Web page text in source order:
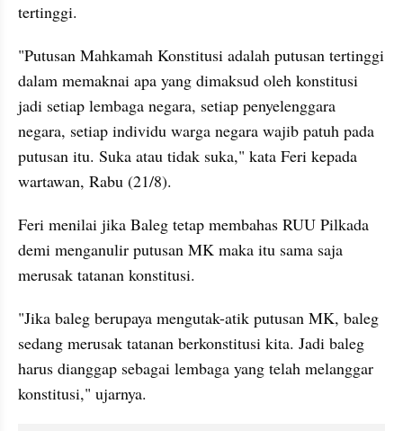
tertinggi.
"Putusan Mahkamah Konstitusi adalah putusan tertinggi
dalam memaknai apa yang dimaksud oleh konstitusi
jadi setiap lembaga negara, setiap penyelenggara
negara, setiap individu warga negara wajib patuh pada
putusan itu. Suka atau tidak suka," kata Feri kepada
wartawan, Rabu (21/8).
Feri menilai jika Baleg tetap membahas RUU Pilkada
demi menganulir putusan MK maka itu sama saja
merusak tatanan konstitusi.
"Jika baleg berupaya mengutak-atik putusan MK, baleg
sedang merusak tatanan berkonstitusi kita. Jadi baleg
harus dianggap sebagai lembaga yang telah melanggar
konstitusi," ujarnya.